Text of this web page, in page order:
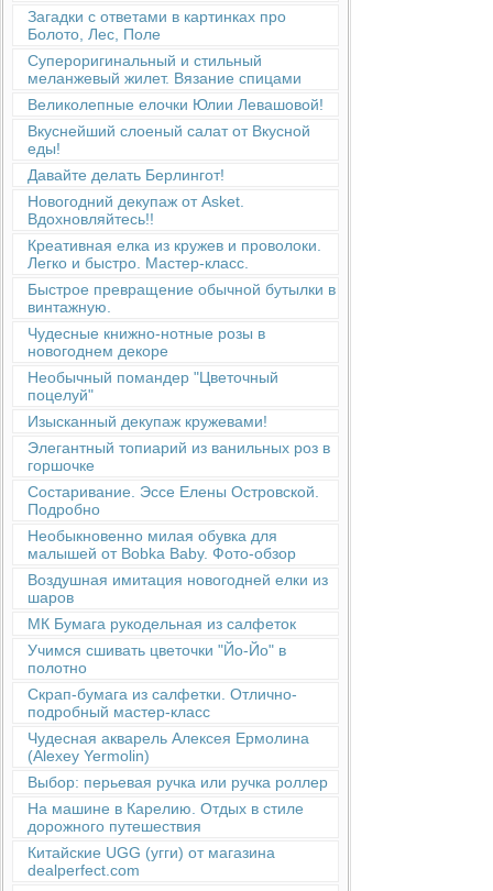
Загадки с ответами в картинках про
Болото, Лес, Поле
Супероригинальный и стильный
меланжевый жилет. Вязание спицами
Великолепные елочки Юлии Левашовой!
Вкуснейший слоеный салат от Вкусной
еды!
Давайте делать Берлингот!
Новогодний декупаж от Asket.
Вдохновляйтесь!!
Креативная елка из кружев и проволоки.
Легко и быстро. Мастер-класс.
Быстрое превращение обычной бутылки в
винтажную.
Чудесные книжно-нотные розы в
новогоднем декоре
Необычный помандер "Цветочный
поцелуй"
Изысканный декупаж кружевами!
Элегантный топиарий из ванильных роз в
горшочке
Состаривание. Эссе Елены Островской.
Подробно
Необыкновенно милая обувка для
малышей от Bobka Baby. Фото-обзор
Воздушная имитация новогодней елки из
шаров
МК Бумага рукодельная из салфеток
Учимся сшивать цветочки "Йо-Йо" в
полотно
Скрап-бумага из салфетки. Отлично-
подробный мастер-класс
Чудесная акварель Алексея Ермолина
(Alexey Yermolin)
Выбор: перьевая ручка или ручка роллер
На машине в Карелию. Отдых в стиле
дорожного путешествия
Китайские UGG (угги) от магазина
dealperfect.com